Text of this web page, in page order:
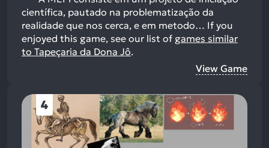
científica, pautado na problematização da
realidade que nos cerca, e em metodo… If you
enjoyed this game, see our list of games similar
to Tapeçaria da Dona Jô.
View Game
4